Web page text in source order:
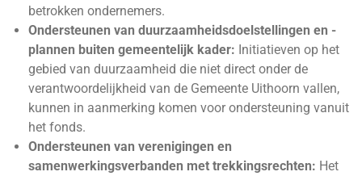
betrokken ondernemers.
Ondersteunen van duurzaamheidsdoelstellingen en -
plannen buiten gemeentelijk kader: Initiatieven op het
gebied van duurzaamheid die niet direct onder de
verantwoordelijkheid van de Gemeente Uithoorn vallen,
kunnen in aanmerking komen voor ondersteuning vanuit
het fonds.
Ondersteunen van verenigingen en
samenwerkingsverbanden met trekkingsrechten: Het